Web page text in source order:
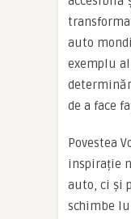
auto
exemplu
de a face
Povestea
inspirație
auto, ci și
schimbe